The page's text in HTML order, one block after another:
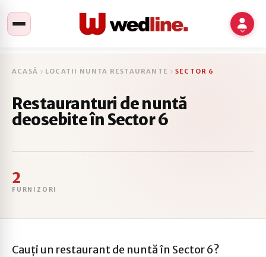
ACASĂ LOCATII NUNTA RESTAURANTE SECTOR 6
Restauranturi de nuntă
deosebite în Sector 6
2
FURNIZORI
Cauți un restaurant de nuntă în Sector 6?